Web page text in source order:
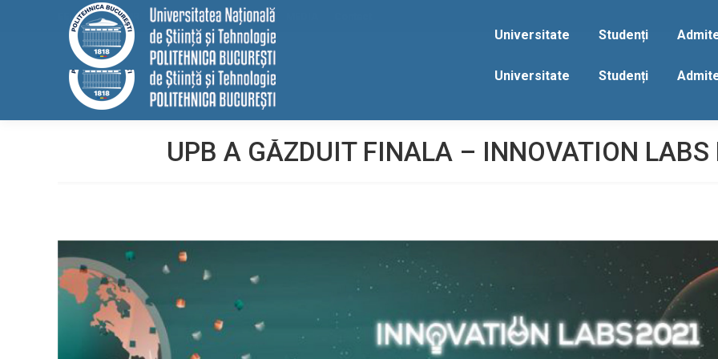
EELISA HRS4R Internațional ALUMNI
Universitate Studenți
UPB A GĂZDUIT FINALA – INNOVATION LABS
Universitate Studenți